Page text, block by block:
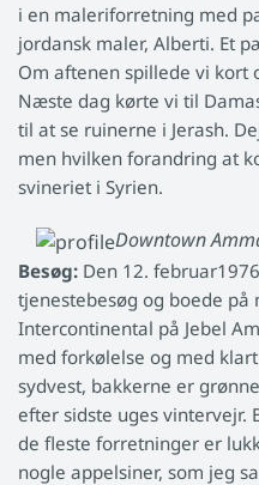
i en maleriforretning med
jordansk maler, Alberti. Et
Om aftenen spillede vi kort
Næste dag kørte vi til
til at se ruinerne i Jerash.
men hvilken forandring at
svineriet i Syrien.
Downtown
Besøg: Den 12.
tjenestebesøg og boede på
Intercontinental på Jebel
med forkølelse og med
sydvest, bakkerne er
efter sidste uges vintervejr.
de fleste forretninger er
nogle appelsiner, som jeg